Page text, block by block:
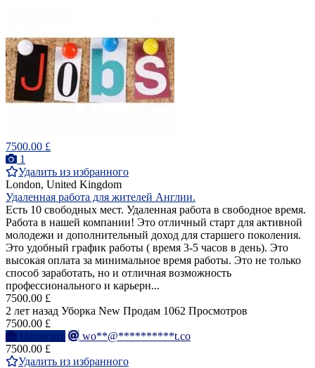
7500.00 £
1
Удалить из избранного
London, United Kingdom
Удаленная работа для жителей Англии.
Есть 10 свободных мест. Удаленная работа в свободное время.
Работа в нашей компании! Это отличный старт для активной
молодежи и дополнительный доход для старшего поколения.
Это удобный график работы ( время 3-5 часов в день). Это
высокая оплата за минимальное время работы. Это не только
способ заработать, но и отличная возможность
профессионального и карьерн...
7500.00 £
2 лет назад Уборка New Продам 1062 Просмотров
7500.00 £
Написать
wo**@**********t.co
7500.00 £
Удалить из избранного